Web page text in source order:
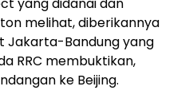
melihat, diberikannya
Jakarta-Bandung yang
RRC membuktikan,
ke Beijing.